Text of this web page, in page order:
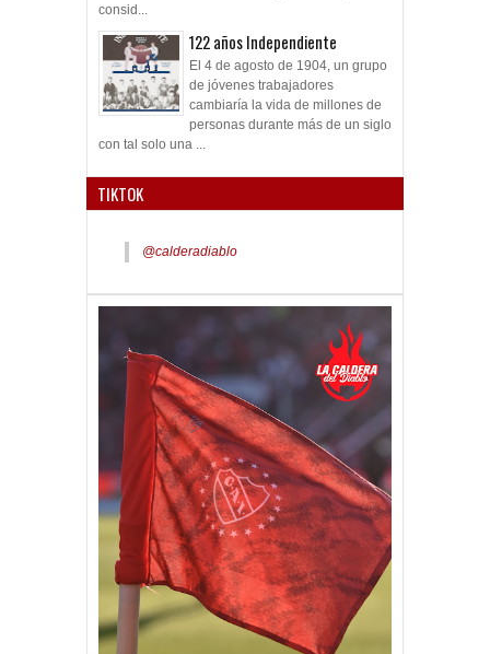
consid...
122 años Independiente
El 4 de agosto de 1904, un grupo
de jóvenes trabajadores
cambiaría la vida de millones de
personas durante más de un siglo
con tal solo una ...
TIKTOK
@calderadiablo